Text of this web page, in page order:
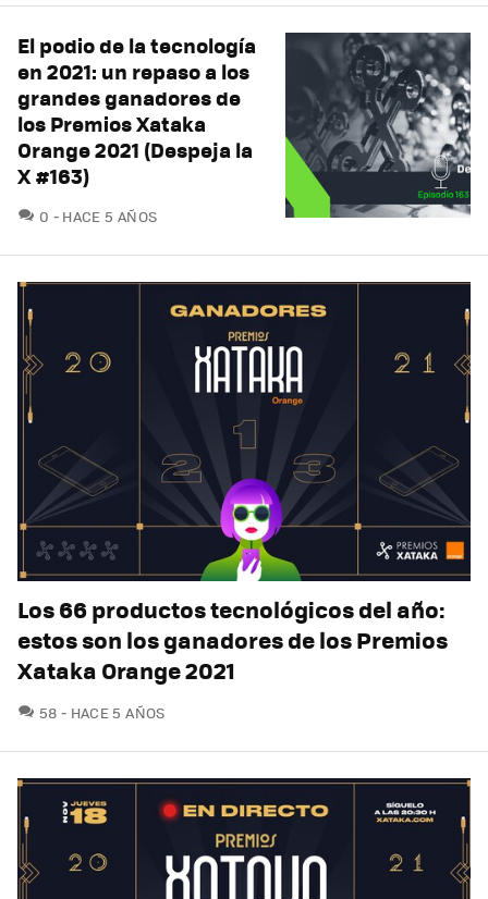
El podio de la tecnología
en 2021: un repaso a los
grandes ganadores de
los Premios Xataka
Orange 2021 (Despeja la
X #163)
0 COMENTARIOS
HACE 5 AÑOS
Los 66 productos tecnológicos del año:
estos son los ganadores de los Premios
Xataka Orange 2021
58 COMENTARIOS
HACE 5 AÑOS